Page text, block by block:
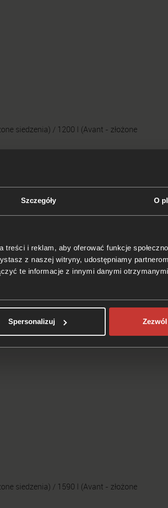
Szczegóły O
i reklam, aby oferować funkcje
z naszej witryny, udostępniamy
te informacje z innymi danymi
Spersonalizuj
siedzenia) / 1200 l (Avant - złożone
skrzynia biegów Tiptronic. Dodatkowo
w 2001 r. model A6 przeszedł lifting, to S6
były m.in. automatyczna
moc 340 KM, a maksymalny moment
i 5-biegowa Tiptronic.
siedzenia) / 1590 l (Avant - złożone